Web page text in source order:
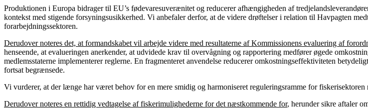
Produktionen i Europa bidrager til EU’s fødevaresuverænitet og reducerer afhængigheden af
kontekst med stigende forsyningsusikkerhed. Vi anbefaler derfor, at de videre drøftelser i relation til Havpagten
forarbejdningssektoren.
Derudover noteres det, at formandskabet vil arbejde videre med resultaterne af Kommissionens evaluering af
henseende, at evalueringen anerkender, at udvidede krav til overvågning og rapportering medfører øgede
medlemsstaterne implementerer reglerne. En fragmenteret anvendelse reducerer omkostningseffektiviteten
fortsat begrænsede.
Vi vurderer, at der længe har været behov for en mere smidig og harmoniseret reguleringsramme for
Derudover noteres en rettidig vedtagelse af fiskerimulighederne for det næstkommende for, herunder sikre aftaler